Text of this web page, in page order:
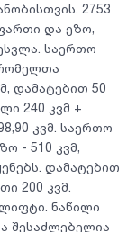
2753
და ეზო,
საერთო
დამატებით 50
240 კვმ +
კვმ. საერთო
- 510 კვმ,
დამატებით
200 კვმ.
ნაწილი
შესაძლებელია